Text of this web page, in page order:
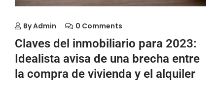
ByAdmin 0 Comments
Claves del inmobiliario para 2023:
Idealista avisa de una brecha entre
la compra de vivienda y el alquiler